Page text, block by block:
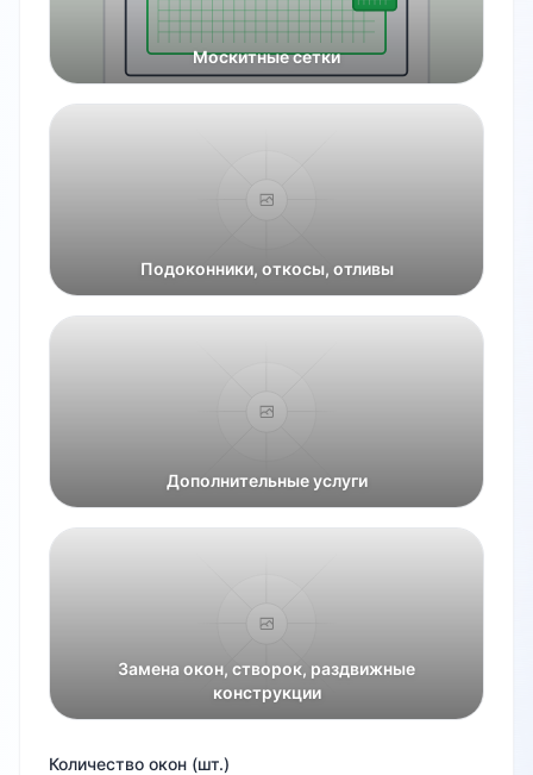
Москитные сетки
Подоконники, откосы, отливы
Дополнительные услуги
Замена окон, створок, раздвижные
конструкции
Количество окон (шт.)